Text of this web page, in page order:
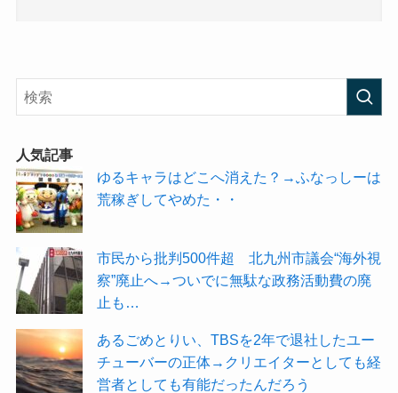
人気記事
ゆるキャラはどこへ消えた？→ふなっしーは
荒稼ぎしてやめた・・
市民から批判500件超 北九州市議会“海外視
察”廃止へ→ついでに無駄な政務活動費の廃
止も…
あるごめとりい、TBSを2年で退社したユー
チューバーの正体→クリエイターとしても経
営者としても有能だったんだろう